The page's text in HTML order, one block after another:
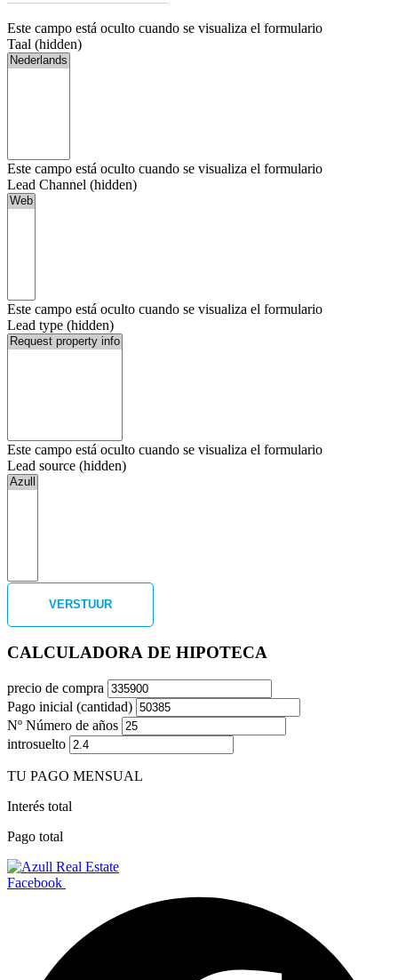
Este campo está oculto cuando se visualiza el formulario
Taal (hidden)
Este campo está oculto cuando se visualiza el formulario
Lead Channel (hidden)
Este campo está oculto cuando se visualiza el formulario
Lead type (hidden)
Este campo está oculto cuando se visualiza el formulario
Lead source (hidden)
CALCULADORA DE HIPOTECA
precio de compra
Pago inicial (cantidad)
Nº Número de años
introsuelto
TU PAGO MENSUAL
Interés total
Pago total
Facebook